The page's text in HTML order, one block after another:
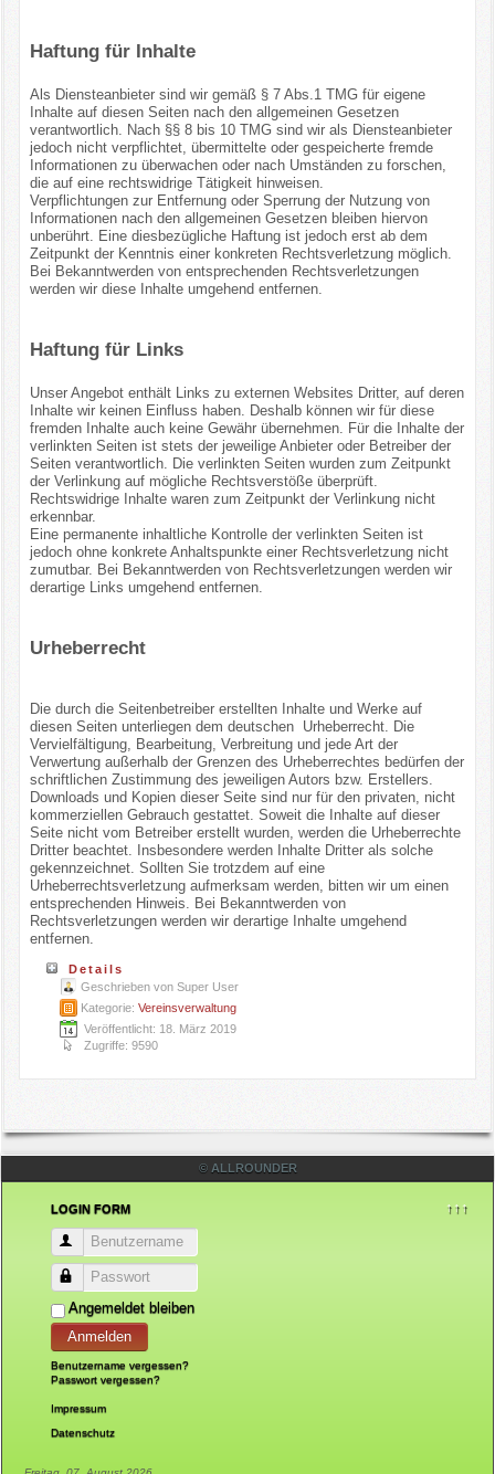
Haftung für Inhalte
Als Diensteanbieter sind wir gemäß § 7 Abs.1 TMG für eigene
Inhalte auf diesen Seiten nach den allgemeinen Gesetzen
verantwortlich. Nach §§ 8 bis 10 TMG sind wir als Diensteanbieter
jedoch nicht verpflichtet, übermittelte oder gespeicherte fremde
Informationen zu überwachen oder nach Umständen zu forschen,
die auf eine rechtswidrige Tätigkeit hinweisen.
Verpflichtungen zur Entfernung oder Sperrung der Nutzung von
Informationen nach den allgemeinen Gesetzen bleiben hiervon
unberührt. Eine diesbezügliche Haftung ist jedoch erst ab dem
Zeitpunkt der Kenntnis einer konkreten Rechtsverletzung möglich.
Bei Bekanntwerden von entsprechenden Rechtsverletzungen
werden wir diese Inhalte umgehend entfernen.
Haftung für Links
Unser Angebot enthält Links zu externen Websites Dritter, auf deren
Inhalte wir keinen Einfluss haben. Deshalb können wir für diese
fremden Inhalte auch keine Gewähr übernehmen. Für die Inhalte der
verlinkten Seiten ist stets der jeweilige Anbieter oder Betreiber der
Seiten verantwortlich. Die verlinkten Seiten wurden zum Zeitpunkt
der Verlinkung auf mögliche Rechtsverstöße überprüft.
Rechtswidrige Inhalte waren zum Zeitpunkt der Verlinkung nicht
erkennbar.
Eine permanente inhaltliche Kontrolle der verlinkten Seiten ist
jedoch ohne konkrete Anhaltspunkte einer Rechtsverletzung nicht
zumutbar. Bei Bekanntwerden von Rechtsverletzungen werden wir
derartige Links umgehend entfernen.
Urheberrecht
Die durch die Seitenbetreiber erstellten Inhalte und Werke auf
diesen Seiten unterliegen dem deutschen Urheberrecht. Die
Vervielfältigung, Bearbeitung, Verbreitung und jede Art der
Verwertung außerhalb der Grenzen des Urheberrechtes bedürfen der
schriftlichen Zustimmung des jeweiligen Autors bzw. Erstellers.
Downloads und Kopien dieser Seite sind nur für den privaten, nicht
kommerziellen Gebrauch gestattet. Soweit die Inhalte auf dieser
Seite nicht vom Betreiber erstellt wurden, werden die Urheberrechte
Dritter beachtet. Insbesondere werden Inhalte Dritter als solche
gekennzeichnet. Sollten Sie trotzdem auf eine
Urheberrechtsverletzung aufmerksam werden, bitten wir um einen
entsprechenden Hinweis. Bei Bekanntwerden von
Rechtsverletzungen werden wir derartige Inhalte umgehend
entfernen.
Details
Geschrieben von Super User
Kategorie: Vereinsverwaltung
Veröffentlicht: 18. März 2019
Zugriffe: 9590
© ALLROUNDER
↑↑↑
LOGIN FORM
Benutzername
Passwort
Angemeldet bleiben
Anmelden
Benutzername vergessen?
Passwort vergessen?
Impressum
Datenschutz